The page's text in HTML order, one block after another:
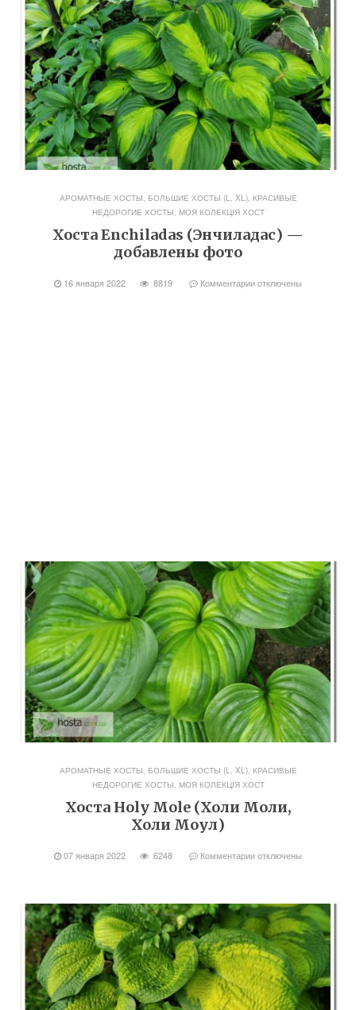
АРОМАТНЫЕ ХОСТЫ, БОЛЬШИЕ ХОСТЫ (L, XL), КРАСИВЫЕ
НЕДОРОГИЕ ХОСТЫ, МОЯ КОЛЕКЦІЯ ХОСТ
Хоста Enchiladas (Энчиладас) —
добавлены фото
16 января 2022 8819 Комментарииотключены
АРОМАТНЫЕ ХОСТЫ, БОЛЬШИЕ ХОСТЫ (L, XL), КРАСИВЫЕ
НЕДОРОГИЕ ХОСТЫ, МОЯ КОЛЕКЦІЯ ХОСТ
Хоста Holy Mole (Холи Моли,
Холи Моул)
07 января 2022 6248 Комментарииотключены